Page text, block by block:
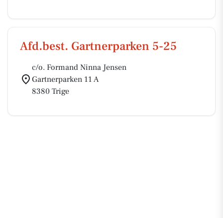
Afd.best. Gartnerparken 5-25
c/o. Formand Ninna Jensen
Gartnerparken 11 A
8380 Trige